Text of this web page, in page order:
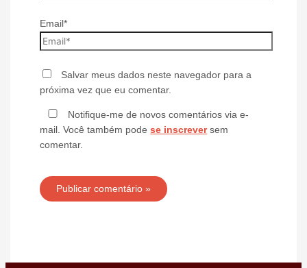
Email*
Salvar meus dados neste navegador para a
próxima vez que eu comentar.
Notifique-me de novos comentários via e-
mail. Você também podese inscreversem
comentar.